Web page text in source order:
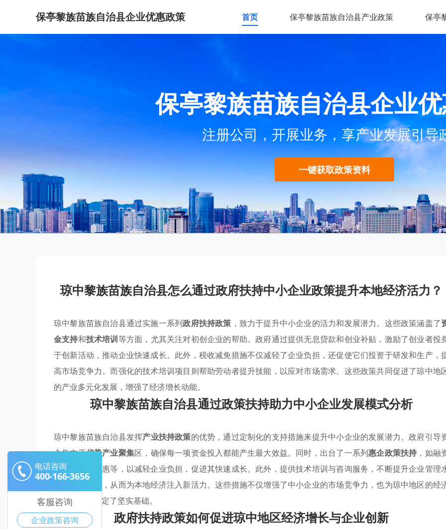
保亭黎族苗族自治县企业优惠政策 首页 保亭黎族苗族自治县产业政策 保亭
保亭黎族苗族自治县企业
注册公司，开展业务，享产业发展引导
一键获取政策资料
琼中黎族苗族自治县怎么通过政府扶持中小企业政策提升本地经济活力？
琼中黎族苗族自治县通过实施一系列政府扶持政策 ，致力于提升中小企业的活力和发展潜力。这些政策涵盖了
金支持和技术培训等方面，尤其关注对初创企业的帮助。政府通过提供无息贷款和创业补贴，激励了创业者投
于创新活动，推动企业快速成长。此外，税收减免措施不仅减轻了企业负担，还促使它们投资于研发和生产，
高市场竞争力。而强化的技术培训项目则帮助劳动者提升技能，以应对市场需求。这些政策共同促进了琼中地
的产业多元化发展，增强了经济增长动能。
琼中黎族苗族自治县通过政策扶持助力中小企业发展模式分析
琼中黎族苗族自治县发挥产业扶持政策的优势，通过定制化的支持措施来提升中小企业的发展潜力。政府引导
金集中于优势产业聚集区，确保每一项资金投入都能产生最大效益。同时，出台了一系列惠企政策扶持 ，如融
便利、税收优惠等，以减轻企业负担，促进其快速成长。此外，提供技术培训与咨询服务，不断提升企业管理
平和创新能力，从而为本地经济注入新活力。这些措施不仅增强了中小企业的市场竞争力，也为琼中地区的经
可持续发展奠定了坚实基础。
政府扶持政策如何促进琼中地区经济增长与企业创新
电话咨询
400-166-3656
客服咨询
企业政策咨询